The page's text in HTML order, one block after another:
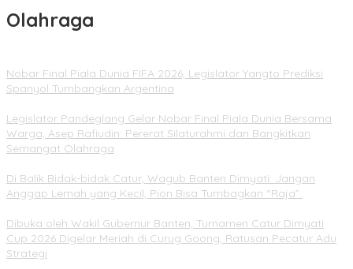
Olahraga
Nobar Final Piala Dunia FIFA 2026, Legislator Yangto Prediksi
Spanyol Tumbangkan Argentina
Legislator Pandeglang Gelar Nobar Final Piala Dunia Bersama
Warga, Asep Rafiudin: Pererat Silaturahmi dan Bangkitkan
Semangat Olahraga
Di Balik Bidak-bidak Catur, Wagub Banten Dimyati: Jangan
Anggap Lemah yang Kecil, Pion Bisa Tumbagkan “Raja”
Dibuka oleh Wakil Gubernur Banten, Turnamen Catur Dimyati
Cup 2026 Digelar Meriah di Curug Goong, Ratusan Pecatur Adu
Strategi